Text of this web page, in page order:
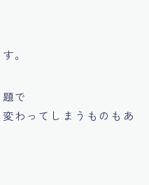
。
で
わってしまうものもあ